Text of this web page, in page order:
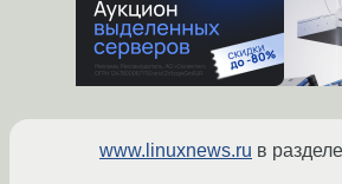
www.linuxnews.ru в